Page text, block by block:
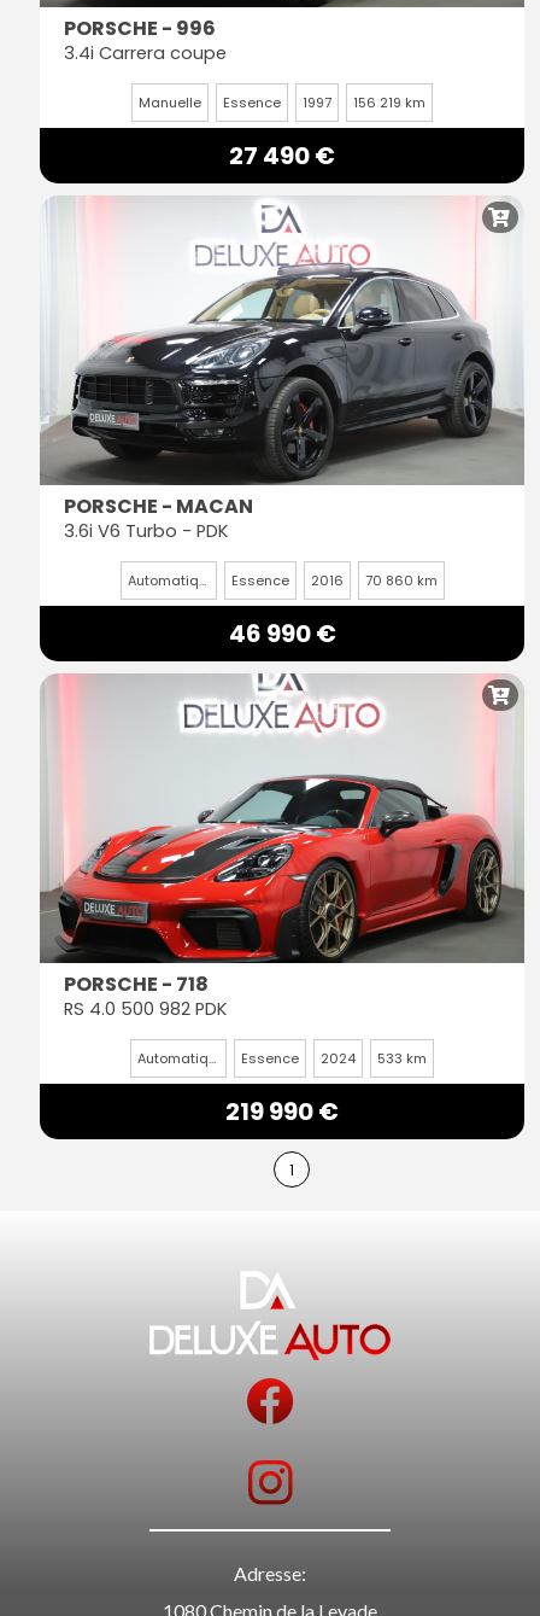
PORSCHE - 996
3.4i Carrera coupe
Manuelle Essence 1997 156 219 km
27 490 €
PORSCHE - MACAN
3.6i V6 Turbo - PDK
Automatique Essence 2016 70 860 km
46 990 €
PORSCHE - 718
RS 4.0 500 982 PDK
Automatique Essence 2024 533 km
219 990 €
1
Adresse:
1080 Chemin de la Levade